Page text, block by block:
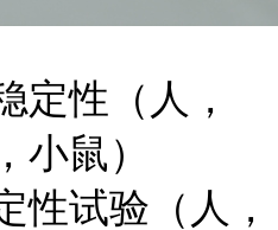
定性（人，
小鼠）
性试验（人，